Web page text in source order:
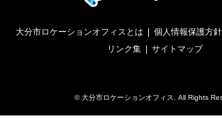
大分市ロケーションオフィスとは 個人情報保護方針
リンク集
サイトマップ
©大分市ロケーションオフィス . All Rights